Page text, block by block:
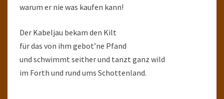
warum er nie was kaufen kann!
Der Kabeljau bekam den Kilt
für das von ihm gebot’ne Pfand
und schwimmt seither und tanzt ganz wild
im Forth und rund ums Schottenland.